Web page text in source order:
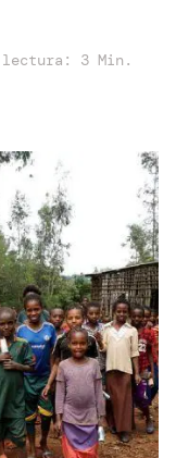
lectura: 3 Min.